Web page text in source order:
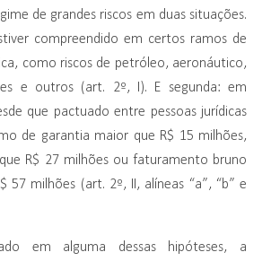
de grandes riscos em duas situações.
compreendido em certos ramos de
como riscos de petróleo, aeronáutico,
e outros (art. 2º, I). E segunda: em
que pactuado entre pessoas jurídicas
de garantia maior que R$ 15 milhões,
R$ 27 milhões ou faturamento bruno
57 milhões (art. 2º, II, alíneas “a”, “b” e
em alguma dessas hipóteses, a